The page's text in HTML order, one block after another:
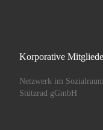
Korporative
Netzwerk im
Stützrad gGmbH